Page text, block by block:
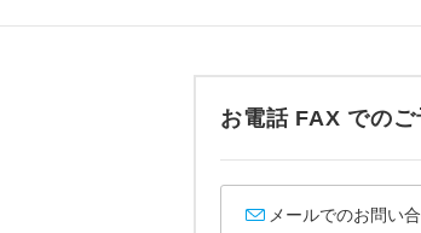
お電話 FAX でのご
メールでのお問い